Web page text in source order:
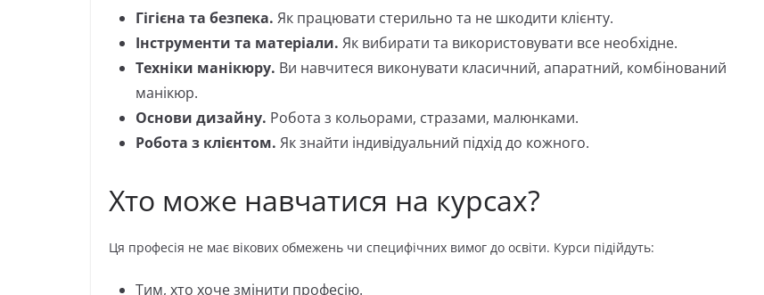
Гігієна та безпека. Як працювати стерильно та не шкодити клієнту.
Інструменти та матеріали. Як вибирати та використовувати все необхідне.
Техніки манікюру. Ви навчитеся виконувати класичний, апаратний, комбінований
манікюр.
Основи дизайну. Робота з кольорами, стразами, малюнками.
Робота з клієнтом. Як знайти індивідуальний підхід до кожного.
Хто може навчатися на курсах?
Ця професія не має вікових обмежень чи специфічних вимог до освіти. Курси підійдуть:
Тим, хто хоче змінити професію.